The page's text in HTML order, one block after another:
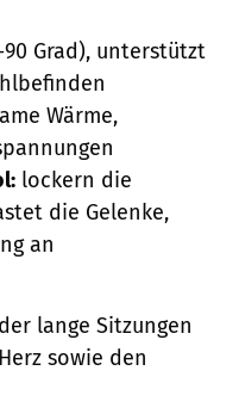
Grad), unterstützt
Wärme,
lockern die
die Gelenke,
an
lange Sitzungen
sowie den